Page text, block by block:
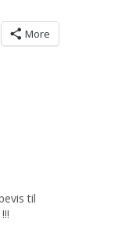
More
til